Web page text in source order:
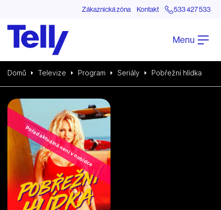
Zákaznická zóna Kontakt 533 427 533
Menu
Domů Televize Program Seriály Pobřežní hlídka
Pořad aktuálně není v nabídce